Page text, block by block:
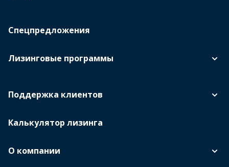
Спецпредложения
Лизинговые программы
Поддержка клиентов
Калькулятор лизинга
О компании